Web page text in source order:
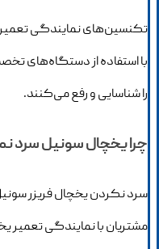
تکنسین‌های نمایندگی تعمیر
با استفاده از دستگاه‌های
را شناسایی و رفع می‌کنند.
چرا یخچال سونیل سرد
سرد نکردن یخچال فریزر
مشتریان با نمایندگی تعمیر